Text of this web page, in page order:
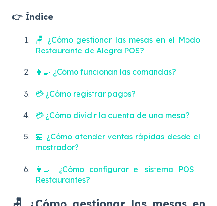
👉 Índice
🪑 ¿Cómo gestionar las mesas en el Modo
Restaurante de Alegra POS?
👩‍🍳 ¿Cómo funcionan las comandas?
💳 ¿Cómo registrar pagos?
💳 ¿Cómo dividir la cuenta de una mesa?
🏪 ¿Cómo atender ventas rápidas desde el
mostrador?
👨‍🍳 ¿Cómo configurar el sistema POS
Restaurantes?